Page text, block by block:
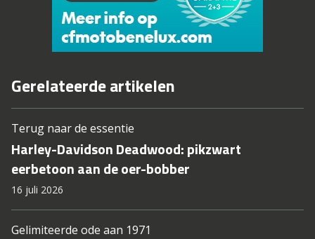
Gerelateerde artikelen
Terug naar de essentie
Harley-Davidson Deadwood: pikzwart
eerbetoon aan de oer-bobber
16 juli 2026
Gelimiteerde ode aan 1971